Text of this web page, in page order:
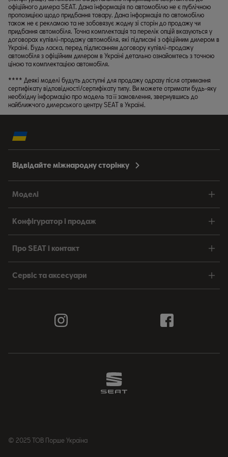
офіційного дилера SEAT. Дана інформація по автомобілю не є публічною
пропозицією щодо придбання товару. Дана інформація по автомобілю
також не є рекламою та не зобовязує жодну зі сторін до продажу чи
придбання автомобіля. Точна комплектація та перелік опцій вказуються у
договорах купівлі-продажу автомобіля, які підписані з офіційним дилером в
Україні. Будь ласка, перед підписанням договору купівлі-продажу
автомобіля з офіційним дилером в Україні детально ознайомтесь з точною
ціною та комплектацією автомобіля.
**** Деякі моделі будуть доступні для продажу одразу після отримання
сертифікату відповідності/сертифікату типу. Ви можете отримати будь-яку
необхідну інформацію про модель та її замовлення, звернувшись до
найближчого дилерського центру SEAT в Україні.
Відвідайте міжнародну сторінку
Моделі
Конфігуратор і продаж
Про SEAT і контакт
Сервіс та аксесуари
© 2025 ТОВ Порше Україна